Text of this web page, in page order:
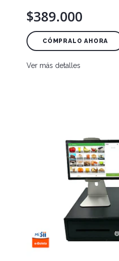
$389.000
CÓMPRALO AHORA
Ver más detalles